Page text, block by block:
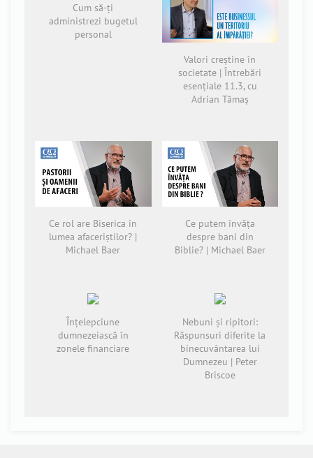
Cum să-ți
administrezi bugetul
personal
Valori creștine în
societate | Întrebări
esențiale 11.3, cu
Adrian Tămaș
Ce rol are Biserica în
lumea afaceriștilor? |
Michael Baer
Ce putem învăța
despre bani din
Biblie? | Michael Baer
Înţelepciune
dumnezeiască în
zonele financiare
Nebuni și ripitori:
Răspunsuri diferite la
binecuvântarea lui
Dumnezeu | Peter
Briscoe